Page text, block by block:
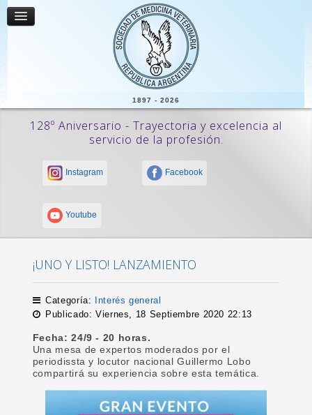
1897 - 2026
128º Aniversario - Trayectoria y excelencia al
servicio de la profesión.
Instagram Facebook
Youtube
¡UNO Y LISTO! LANZAMIENTO
Categoría:
Interés general
Publicado: Viernes, 18 Septiembre 2020 22:13
Fecha: 24/9 - 20 horas.
Una mesa de expertos moderados por el
periodissta y locutor nacional Guillermo Lobo
compartirá su experiencia sobre esta temática.